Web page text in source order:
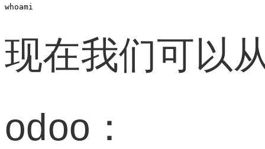
whoami
现在我们可以
odoo：